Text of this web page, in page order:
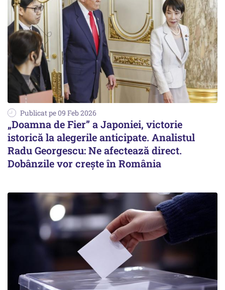
Publicat pe 09 Feb 2026
„Doamna de Fier” a Japoniei, victorie
istorică la alegerile anticipate. Analistul
Radu Georgescu: Ne afectează direct.
Dobânzile vor crește în România